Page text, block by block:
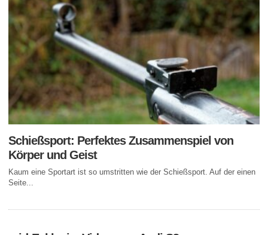
Schießsport: Perfektes Zusammenspiel von
Körper und Geist
Kaum eine Sportart ist so umstritten wie der Schießsport. Auf der einen
Seite...